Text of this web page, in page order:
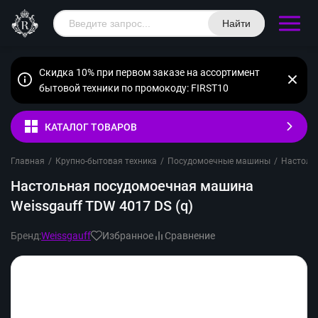
Найти
Скидка 10% при первом заказе на ассортимент
бытовой техники по промокоду: FIRST10
КАТАЛОГ ТОВАРОВ
Главная / Крупно-бытовая техника / Посудомоечные машины /
Настольная посудомоечная машина
Weissgauff TDW 4017 DS (q)
Бренд:Weissgauff Избранное Сравнение